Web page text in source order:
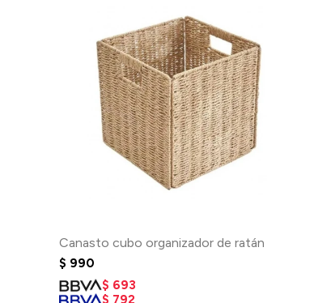
Canasto cubo organizador de ratán
$ 990
$ 693
$ 792